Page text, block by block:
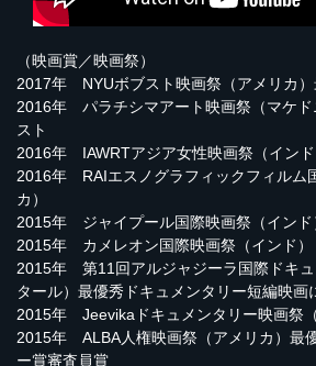
（映画賞／映画祭）
2017年 NYUボブスト映画祭（アメリカ
2016年 パラチシマアート映画祭（マケド
スト
2016年 IAWRTアジア女性映画祭（インド
2016年 RAIエスノグラフィックフィルム
カ）
2015年 ジャイプール国際映画祭（インド
2015年 カメレオン国際映画祭（インド）
2015年 第11回アルジャジーラ国際ドキュ
タール）最優秀ドキュメンタリー短編映画
2015年 Jeevikaドキュメンタリー映画祭（
2015年 ALBA人権映画祭（アメリカ）最
ー賞審査員賞